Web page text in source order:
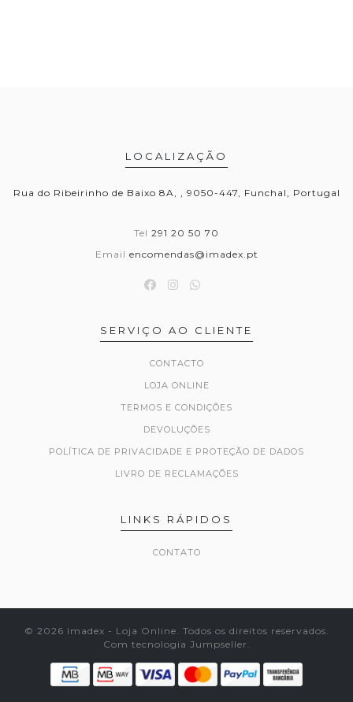
LOCALIZAÇÃO
Rua do Ribeirinho de Baixo 8A, , 9050-447, Funchal, Portugal
Tel 291 20 50 70
Email encomendas@imadex.pt
SERVIÇO AO CLIENTE
CONTACTO
LOJA ONLINE
TERMOS E CONDIÇÕES
DEVOLUÇÕES
POLÍTICA DE PRIVACIDADE E PROTEÇÃO DE DADOS
LIVRO DE RECLAMAÇÕES
LINKS RÁPIDOS
CONTATO
© 2026 Imadex - Loja Online. Todos os direitos reservados.
Com tecnologia Jumpseller